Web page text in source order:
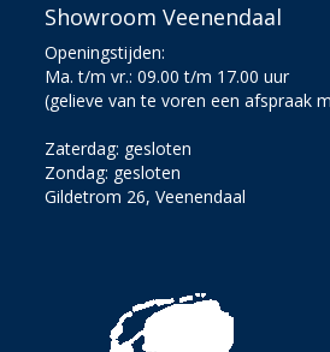
Showroom Veenendaal
Openingstijden:
Ma. t/m vr.: 09.00 t/m 17.00 uur
(gelieve van te voren een afspraak
Zaterdag: gesloten
Zondag: gesloten
Gildetrom 26, Veenendaal